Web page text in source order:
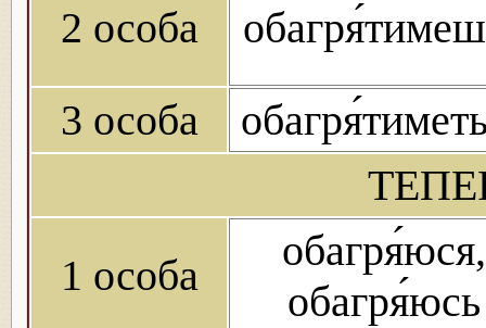
2 особа
3 особа
1 особа
обагря́юся,
обагря́юсь